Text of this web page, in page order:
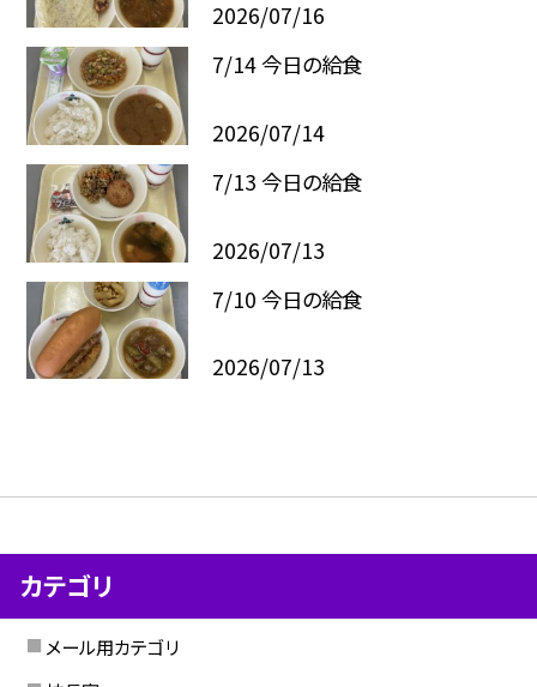
2026/07/16
7/14 今日の給食
2026/07/14
7/13 今日の給食
2026/07/13
7/10 今日の給食
2026/07/13
カテゴリ
メール用カテゴリ